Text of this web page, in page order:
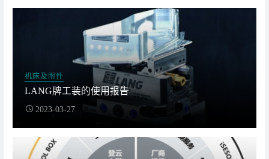
机床及附件
LANG牌工装的使用报告
2023-03-27